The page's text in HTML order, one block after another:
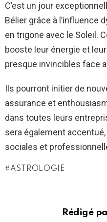
C’est un jour
Bélier grâce à l’influence
en trigone avec le Soleil.
booste leur énergie et
presque invincibles face
Ils pourront initier de
assurance et
dans toutes leurs
sera également
sociales et
ASTROLOGIE
Rédigé